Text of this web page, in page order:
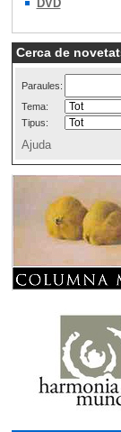
DVD
Cerca de
Paraules:
Tema:
Tipus:
Ajuda